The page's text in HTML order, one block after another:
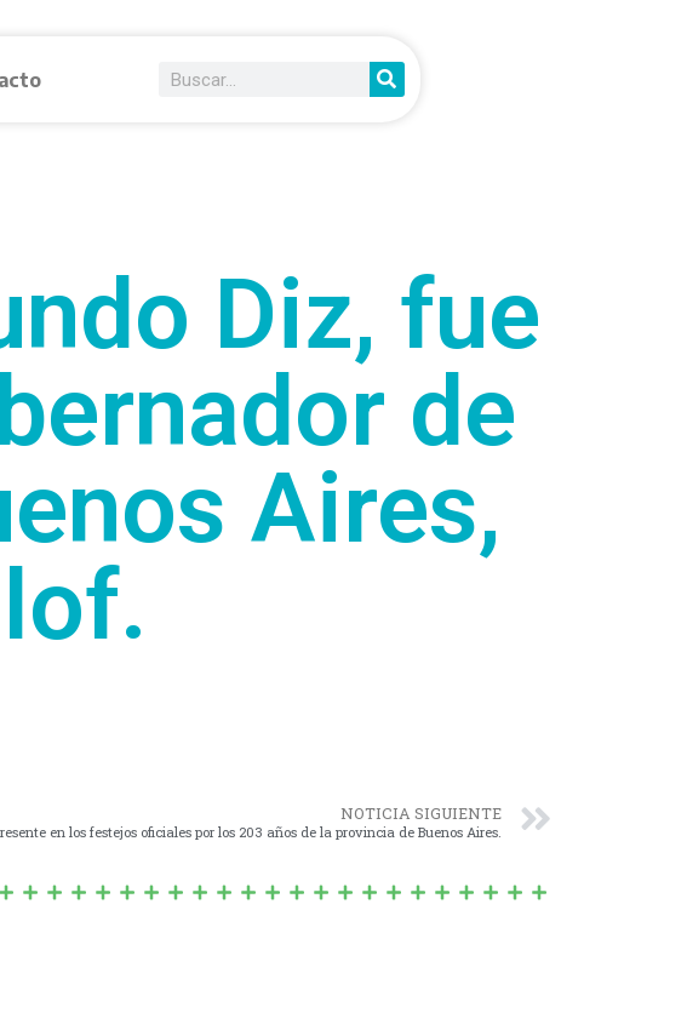
Diz, fue
de
Aires,
NOTICIA SIGUIENTE
en los festejos oficiales por los 203 años de la provincia de Buenos Aires.